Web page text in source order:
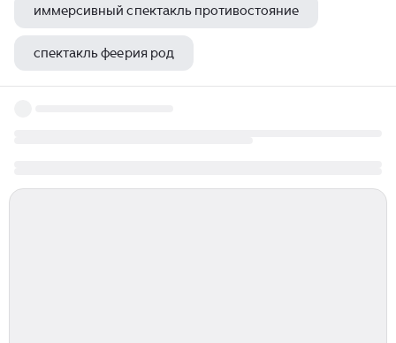
иммерсивный спектакль противостояние
спектакль феерия род